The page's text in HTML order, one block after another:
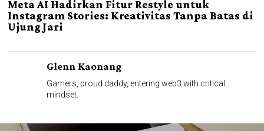
Meta AI Hadirkan Fitur Restyle untuk
Instagram Stories: Kreativitas Tanpa Batas di
Ujung Jari
Glenn Kaonang
Gamers, proud daddy, entering web3 with critical
mindset.